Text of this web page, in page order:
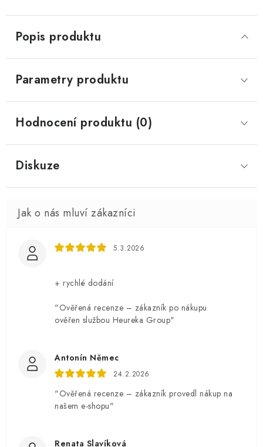
Popis produktu
Parametry produktu
Hodnocení produktu (0)
Diskuze
5.3.2026
+ rychlé dodání
"Ověřená recenze – zákazník po nákupu
ověřen službou Heureka Group"
Antonín Němec
24.2.2026
"Ověřená recenze – zákazník provedl nákup na
našem e-shopu"
Renata Slavíková